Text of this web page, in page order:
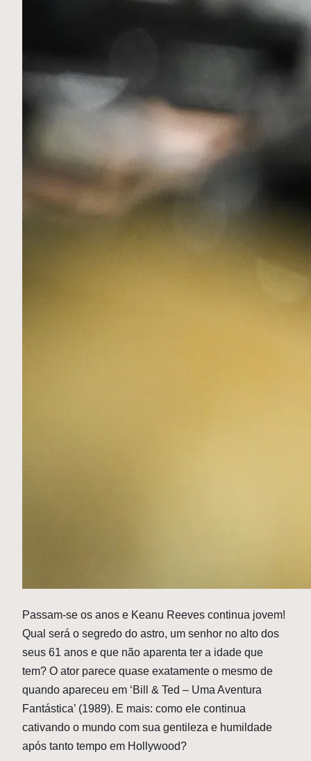
Passam-se os anos e Keanu Reeves continua jovem!
Qual será o segredo do astro, um senhor no alto dos
seus 61 anos e que não aparenta ter a idade que
tem? O ator parece quase exatamente o mesmo de
quando apareceu em ‘Bill & Ted – Uma Aventura
Fantástica’ (1989). E mais: como ele continua
cativando o mundo com sua gentileza e humildade
após tanto tempo em Hollywood?